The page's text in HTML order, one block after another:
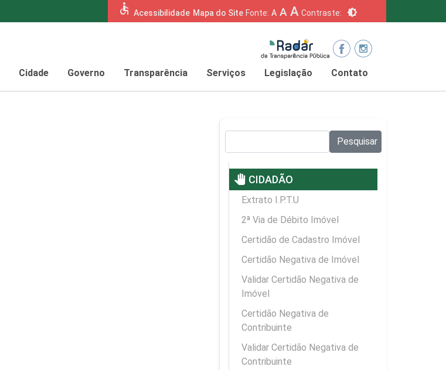
accessible Acessibilidade Mapa do Site Fonte: A A A Contraste: brightness_6
Cidade Governo Transparência Serviços Legislação Contato
Pesquisar
pan_tool CIDADÃO
Extrato I.P.T.U
2ª Via de Débito Imóvel
Certidão de Cadastro Imóvel
Certidão Negativa de Imóvel
Validar Certidão Negativa de
Imóvel
Certidão Negativa de
Contribuinte
Validar Certidão Negativa de
Contribuinte